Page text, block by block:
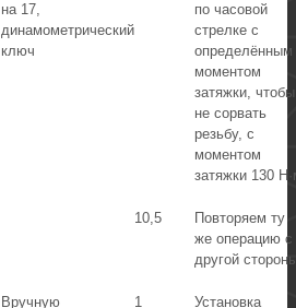
на 17,
динамометрический
ключ
по часовой
стрелке с
определённым
моментом
затяжки, чтобы
не сорвать
резьбу, с
моментом
затяжки 130
10,5
Повторяем ту
же операцию с
другой
Вручную 1
Установка